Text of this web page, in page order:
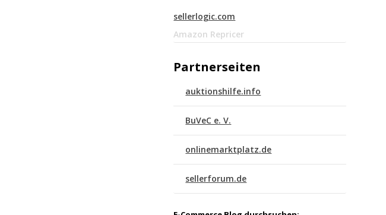
sellerlogic.com
Amazon Repricer
Partnerseiten
auktionshilfe.info
BuVeC e. V.
onlinemarktplatz.de
sellerforum.de